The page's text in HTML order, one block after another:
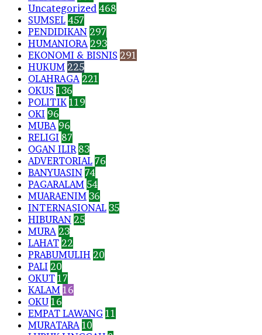
Uncategorized 468
SUMSEL 457
PENDIDIKAN 297
HUMANIORA 293
EKONOMI & BISNIS 291
HUKUM 225
OLAHRAGA 221
OKUS 136
POLITIK 119
OKI 96
MUBA 96
RELIGI 87
OGAN ILIR 83
ADVERTORIAL 76
BANYUASIN 74
PAGARALAM 54
MUARAENIM 36
INTERNASIONAL 35
HIBURAN 25
MURA 23
LAHAT 22
PRABUMULIH 20
PALI 20
OKUT 17
KALAM 16
OKU 16
EMPAT LAWANG 11
MURATARA 10